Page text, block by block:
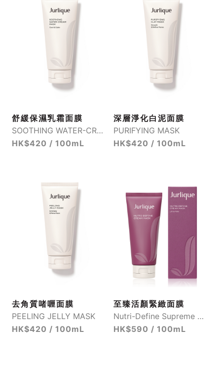
舒緩保濕乳霜面膜
SOOTHING WATER-CREAM MASK
HK$420 / 100mL
深層淨化白泥面膜
PURIFYING MASK
HK$420 / 100mL
去角質啫喱面膜
PEELING JELLY MASK
HK$420 / 100mL
至臻活顏緊緻面膜
Nutri-Define Supreme Cream Mask
HK$590 / 100mL